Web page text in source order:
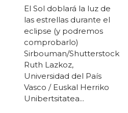
El Sol doblará la luz de
las estrellas durante el
eclipse (y podremos
comprobarlo)
Sirbouman/Shutterstock
Ruth Lazkoz,
Universidad del País
Vasco / Euskal Herriko
Unibertsitatea...